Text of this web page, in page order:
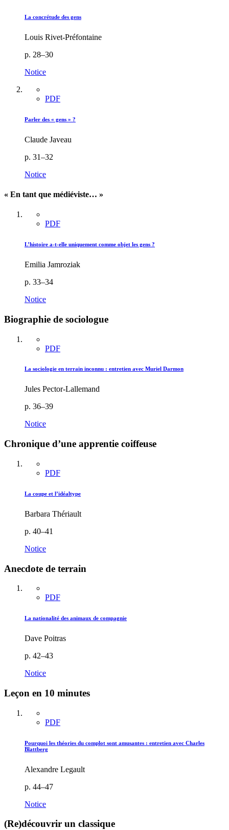
La concrétude des gens
Louis Rivet-Préfontaine
p. 28–30
Notice
PDF
Parler des « gens » ?
Claude Javeau
p. 31–32
Notice
« En tant que médiéviste… »
PDF
L’histoire a-t-elle uniquement comme objet les gens ?
Emilia Jamroziak
p. 33–34
Notice
Biographie de sociologue
PDF
La sociologie en terrain inconnu : entretien avec Muriel Darmon
Jules Pector-Lallemand
p. 36–39
Notice
Chronique d’une apprentie coiffeuse
PDF
La coupe et l’idéaltype
Barbara Thériault
p. 40–41
Notice
Anecdote de terrain
PDF
La nationalité des animaux de compagnie
Dave Poitras
p. 42–43
Notice
Leçon en 10 minutes
PDF
Pourquoi les théories du complot sont amusantes : entretien avec Charles
Blattberg
Alexandre Legault
p. 44–47
Notice
(Re)découvrir un classique